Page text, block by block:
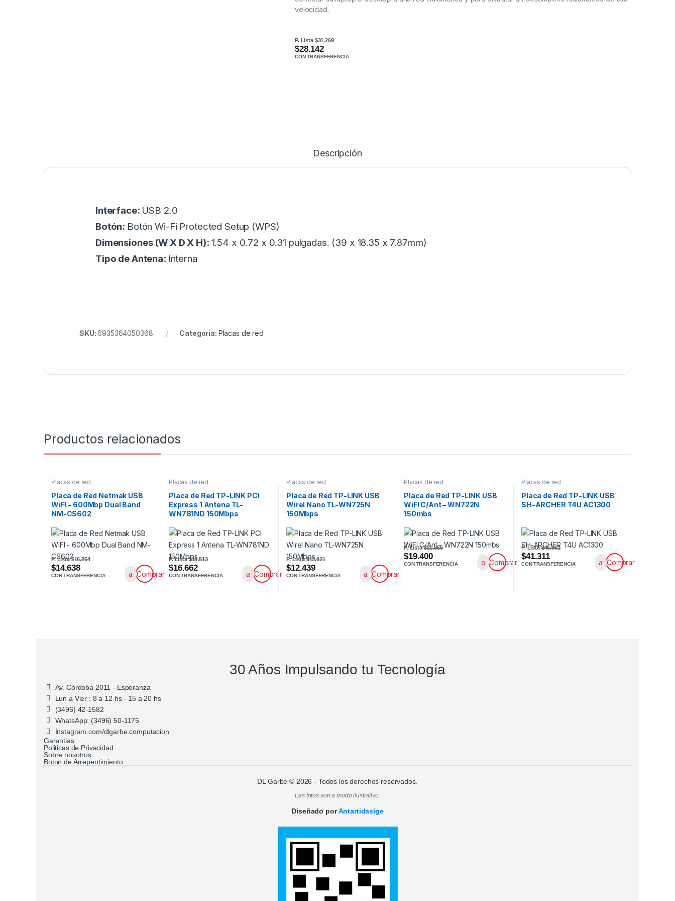
velocidad.
P. Lista$31.269
$28.142
CON TRANSFERENCIA
Descripción
Interface: USB 2.0
Botón: Botón Wi-Fi Protected Setup (WPS)
Dimensiones (W X D X H): 1.54 x 0.72 x 0.31 pulgadas. (39 x 18.35 x 7.87mm)
Tipo de Antena: Interna
SKU:6935364050368 Categoría: Placas de red
Productos relacionados
Placas de red
Placa de Red Netmak USB
WiFI – 600Mbp Dual Band
NM-CS602
P. Lista$16.264
$14.638
CON TRANSFERENCIA Comprar
Placas de red
Placa de Red TP-LINK PCI
Express 1 Antena TL-
WN781ND 150Mbps
P. Lista$18.513
$16.662
CON TRANSFERENCIA Comprar
Placas de red
Placa de Red TP-LINK USB
Wirel Nano TL-WN725N
150Mbps
P. Lista$13.821
$12.439
CON TRANSFERENCIA Comprar
Placas de red
Placa de Red TP-LINK USB
WiFI C/Ant – WN722N
150mbs
P. Lista$21.556
$19.400
CON TRANSFERENCIA Comprar
Placas de red
Placa de Red TP-LINK USB
SH-ARCHER T4U AC1300
P. Lista$45.901
$41.311
CON TRANSFERENCIA Comprar
30 Años Impulsando tu Tecnología
Av. Córdoba 2011 - Esperanza
Lun a Vier : 8 a 12 hs - 15 a 20 hs
(3496) 42-1582
WhatsApp: (3496) 50-1175
Instagram.com/dlgarbe.computacion
Garantias
Politicas de Privacidad
Sobre nosotros
Boton de Arrepentimiento
DL Garbe © 2026 - Todos los derechos reservados.
Las fotos son a modo ilustrativo.
Diseñado porAntartidasige